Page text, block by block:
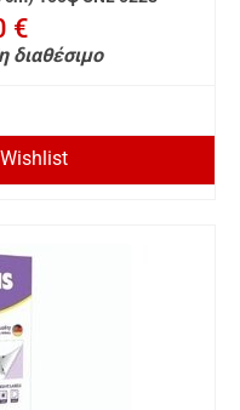
€
διαθέσιμο